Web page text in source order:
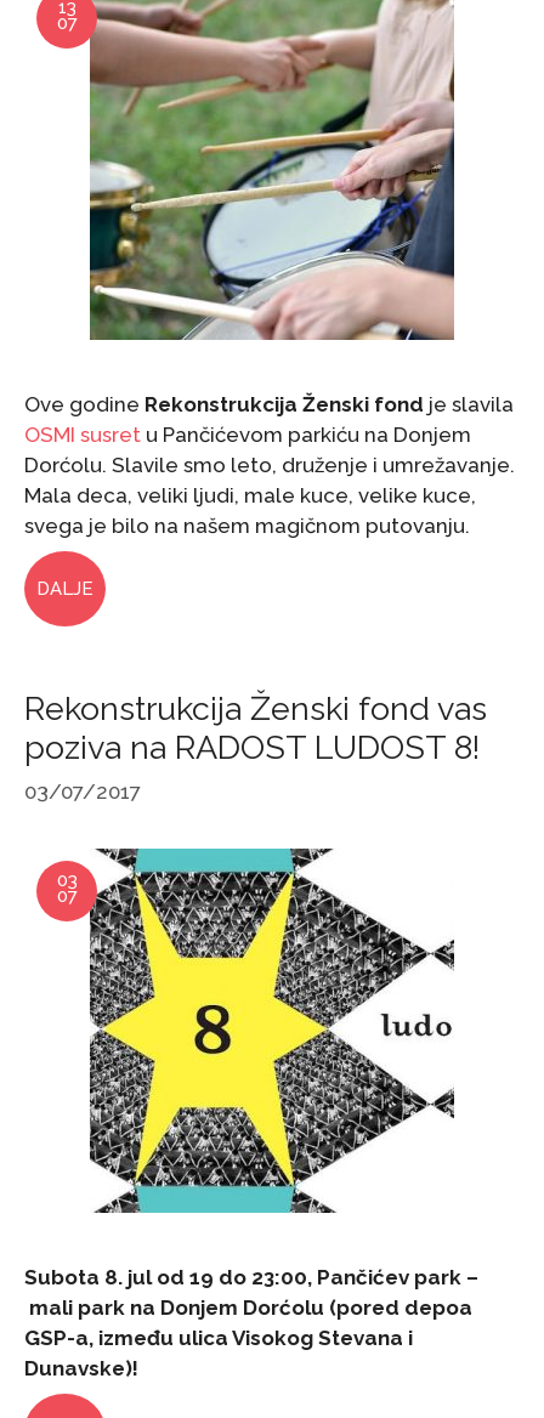
13
07
Ove godine Rekonstrukcija Ženski fond je slavila
OSMI susret u Pančićevom parkiću na Donjem
Dorćolu. Slavile smo leto, druženje i umrežavanje.
Mala deca, veliki ljudi, male kuce, velike kuce,
svega je bilo na našem magičnom putovanju.
DALJE
Rekonstrukcija Ženski fond vas
poziva na RADOST LUDOST 8!
03/07/2017
03
07
Subota 8. jul od 19 do 23:00, Pančićev park –
mali park na Donjem Dorćolu (pored depoa
GSP-a, između ulica Visokog Stevana i
Dunavske)!